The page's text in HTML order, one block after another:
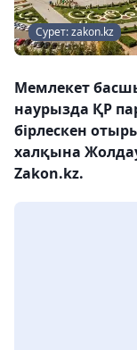
Сурет: zakon.kz
Мемлекет
наурызда ҚР
бірлескен
халқына
Zakon.kz.